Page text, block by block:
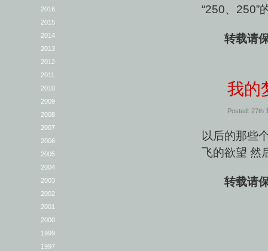
2016
2015
2014
2013
2012
2011
2010
2009
2008
2007
2006
2005
2004
2003
2002
2001
2000
1999
1997
“250、250”
转载请
我的
Posted: 27th
以后的那些
飞的欲望 然
转载请